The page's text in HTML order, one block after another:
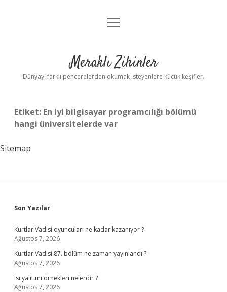
Anasayfa
Yasal Uyarı
menüyü
Meraklı Zihinler
Dünyayı farklı pencerelerden okumak isteyenlere küçük keşifler.
Etiket: En iyi bilgisayar programcılığı bölümü
hangi üniversitelerde var
Sitemap
Sidebar
Son Yazılar
Kurtlar Vadisi oyuncuları ne kadar kazanıyor ?
Ağustos 7, 2026
Kurtlar Vadisi 87. bölüm ne zaman yayınlandı ?
Ağustos 7, 2026
Isı yalıtımı örnekleri nelerdir ?
Ağustos 7, 2026